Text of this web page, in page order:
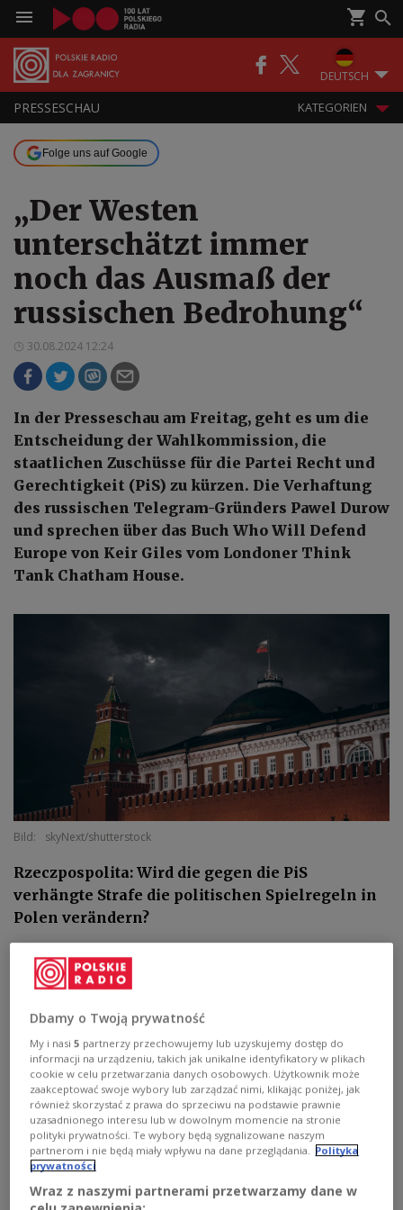
DEUTSCH
PRESSESCHAU KATEGORIEN
Folge uns auf Google
„Der Westen
unterschätzt immer
noch das Ausmaß der
russischen Bedrohung“
30.08.2024 12:24
In der Presseschau am Freitag, geht es um die
Entscheidung der Wahlkommission, die
staatlichen Zuschüsse für die Partei Recht und
Gerechtigkeit (PiS) zu kürzen. Die Verhaftung
des russischen Telegram-Gründers Pawel Durow
und sprechen über das Buch Who Will Defend
Europe von Keir Giles vom Londoner Think
Tank Chatham House.
Bild: skyNext/shutterstock
Rzeczpospolita: Wird die gegen die PiS
verhängte Strafe die politischen Spielregeln in
Polen verändern?
Die ehemalige Regierungspartei PiS (Recht und
Gerechtigkeit) hat wegen Unregelmäßigkeiten bei
der Wahlkampffinanzierung einen Großteil ihrer
staatlichen Zuschüsse verloren. Das entschied die
Wahlkommission am Donnerstag. In den
kommenden Jahren sollen die Zuschüsse jährlich
um umgerechnet 2,3 Millionen Euro gekürzt
werden.
Die Entscheidung der staatlichen Wahlkommission
(PKW) könnte ein Instrument zur Schaffung neuer
Dbamy o Twoją prywatność
My i nasi5 partnerzy przechowujemy lub uzyskujemy dostęp do
informacji na urządzeniu, takich jak unikalne identyfikatory w plikach
cookie w celu przetwarzania danych osobowych. Użytkownik może
zaakceptować swoje wybory lub zarządzać nimi, klikając poniżej, jak
również skorzystać z prawa do sprzeciwu na podstawie prawnie
uzasadnionego interesu lub w dowolnym momencie na stronie
polityki prywatności. Te wybory będą sygnalizowane naszym
partnerom i nie będą miały wpływu na dane przeglądania.
Polityka
prywatności
Wraz z naszymi partnerami przetwarzamy dane w